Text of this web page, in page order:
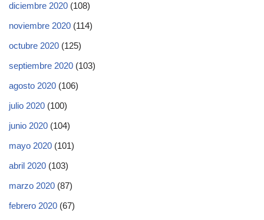
diciembre 2020 (108)
noviembre 2020 (114)
octubre 2020 (125)
septiembre 2020 (103)
agosto 2020 (106)
julio 2020 (100)
junio 2020 (104)
mayo 2020 (101)
abril 2020 (103)
marzo 2020 (87)
febrero 2020 (67)